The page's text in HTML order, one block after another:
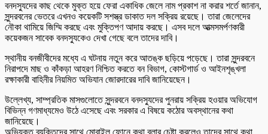
বনদস্যুদের কাছ থেকে মুক্ত হয়ে ফেরা একাধিক জেলে নাম প্রকাশ না করার শর্তে জানান,
সুন্দরবনের ভেতরে এখনও কয়েকটি সশস্ত্র ডাকাত দল সক্রিয় রয়েছে। তারা জেলেদের
নৌকা থামিয়ে জিম্মি করছে এবং মুক্তিপণ আদায় করছে। এসব দলে আত্মসমর্পণকারী
কয়েকজন সাবেক বনদস্যুকেও দেখা গেছে বলে তাদের দাবি।
স্থানীয় বনজীবীদের মধ্যে এ ঘটনায় নতুন করে আতঙ্ক ছড়িয়ে পড়েছে। তারা সুন্দরবনে
নিরাপদে মাছ ও কাঁকড়া আহরণ নিশ্চিত করতে বন বিভাগ, কোস্টগার্ড ও আইনশৃঙ্খলা
রক্ষাকারী বাহিনীর নিয়মিত অভিযান জোরদারের দাবি জানিয়েছেন।
উল্লেখ্য, সাম্প্রতিক মাসগুলোতে সুন্দরবনে বনদস্যুদের পুনরায় সক্রিয় হওয়ার অভিযোগ
বিভিন্ন গণমাধ্যমেও উঠে এসেছে এবং সরকার এ বিষয়ে কঠোর অবস্থানের কথা
জানিয়েছে।